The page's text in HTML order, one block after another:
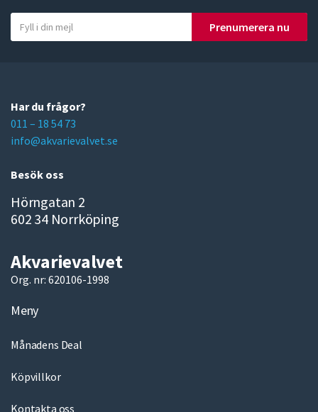
o
m
a
i
Prenumerera nu
Har du frågor?
011 – 18 54 73
info@akvarievalvet.se
Besök oss
Hörngatan 2
602 34 Norrköping
Akvarievalvet
Org. nr: 620106-1998
Meny
Månadens Deal
Köpvillkor
Kontakta oss